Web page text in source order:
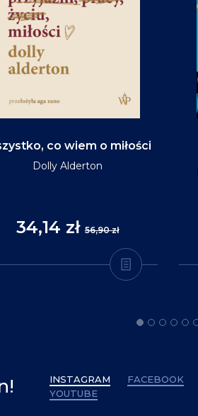
co wiem o miłości
Dolly Alderton
34,14 zł 56,90 zł
INSTAGRAM
FACEBOOK
YOUTUBE